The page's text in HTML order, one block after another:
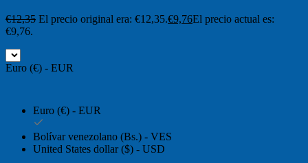
€12,35 El precio original era: €12,35.€9,76El precio actual es:
€9,76.
Euro (€) - EUR
Euro (€) - EUR
Bolívar venezolano (Bs.) - VES
United States dollar ($) - USD